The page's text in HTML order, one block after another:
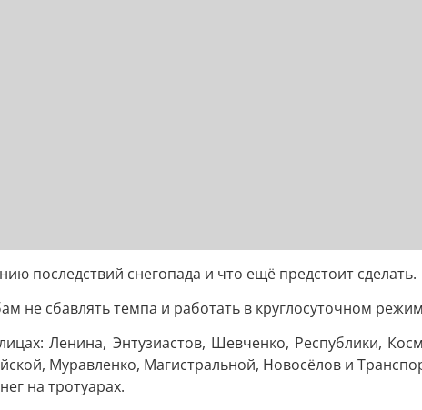
последствий снегопада и что ещё предстоит сделать.
не сбавлять темпа и работать в круглосуточном
Ленина, Энтузиастов, Шевченко, Республики,
Муравленко, Магистральной, Новосёлов и
на тротуарах.